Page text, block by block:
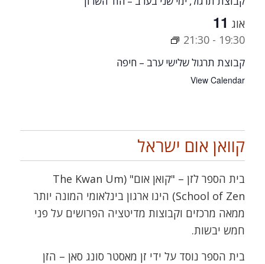
אוג 11
19:30
-
21:30
קבוצת תרגול שלישי ערב – חיפה
View Calendar
קוואן אום ישראל
בית הספר לזן – "קואן אום" (The Kwan Um
School of Zen) הינו ארגון בינלאומי המונה יותר
ממאה מרכזים וקבוצות מדיטציה הפרושים על פני
חמש יבשות.
בית הספר נוסד על ידי זן מאסטר סונג סאן – הזן